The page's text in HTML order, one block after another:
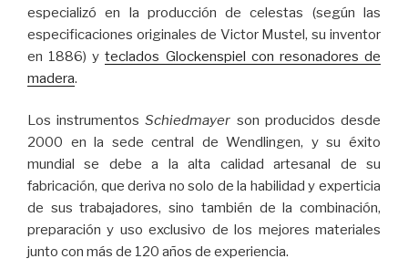
especializó en la producción de celestas (según las
especificaciones originales de Victor Mustel, su inventor
en 1886) yteclados Glockenspiel con resonadores de
madera.
Los instrumentosSchiedmayer son producidos desde
2000 en la sede central de Wendlingen, y su éxito
mundial se debe a la alta calidad artesanal de su
fabricación, que deriva no solo de la habilidad y experticia
de sus trabajadores, sino también de la combinación,
preparación y uso exclusivo de los mejores materiales
junto con más de 120 años de experiencia.